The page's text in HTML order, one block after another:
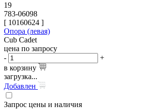
19
783-06098
[ 10160624 ]
Опора (левая)
Cub Cadet
цена по запросу
-
+
в корзину
загрузка...
Добавлен
Запрос цены и наличия